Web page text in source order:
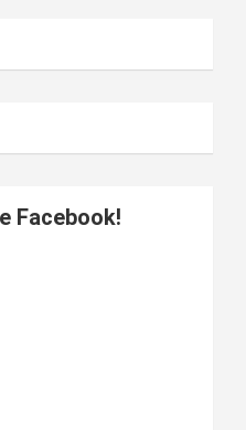
Facebook!